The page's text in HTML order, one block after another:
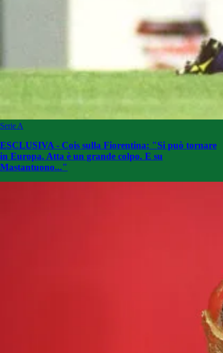
Serie A
ESCLUSIVA - Cois sulla Fiorentina: "Si può tornare
in Europa. Atta è un grande colpo. E su
Mastantuono..."